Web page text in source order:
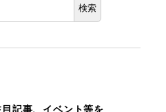
検索
記事、イベント等を